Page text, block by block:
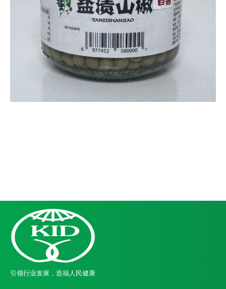
引领行业发展，造福人民健康